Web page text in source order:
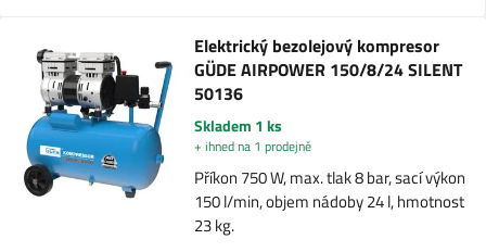
Elektrický bezolejový kompresor
GÜDE AIRPOWER 150/8/24 SILENT
50136
Skladem 1 ks
+ ihned na 1 prodejně
Příkon 750 W, max. tlak 8 bar, sací výkon
150 l/min, objem nádoby 24 l, hmotnost
23 kg.